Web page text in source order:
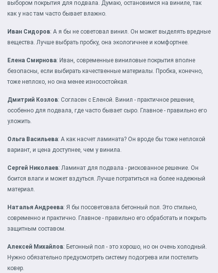
выбором покрытия для подвала. Думаю, остановимся на виниле, так
как у нас там часто бывает влажно.
Иван Сидоров: А я бы не советовал винил. Он может выделять вредные
вещества. Лучше выбрать пробку, она экологичнее и комфортнее.
Елена Смирнова: Иван, современные виниловые покрытия вполне
безопасны, если выбирать качественные материалы. Пробка, конечно,
тоже неплохо, но она менее износостойкая.
Дмитрий Козлов: Согласен с Еленой. Винил - практичное решение,
особенно для подвала, где часто бывает сыро. Главное - правильно его
уложить.
Ольга Васильева: А как насчет ламината? Он вроде бы тоже неплохой
вариант, и цена доступнее, чем у винила.
Сергей Николаев: Ламинат для подвала - рискованное решение. Он
боится влаги и может вздуться. Лучше потратиться на более надежный
материал.
Наталья Андреева: Я бы посоветовала бетонный пол. Это стильно,
современно и практично. Главное - правильно его обработать и покрыть
защитным составом.
Алексей Михайлов: Бетонный пол - это хорошо, но он очень холодный.
Нужно обязательно предусмотреть систему подогрева или постелить
ковер.